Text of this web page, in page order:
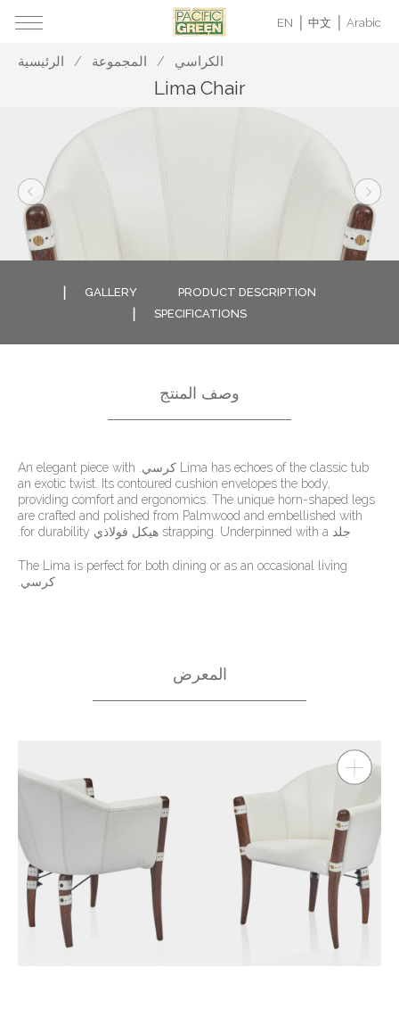
EN 中文 Arabic
الرئيسية المجموعة الكراسي
Lima Chair
PRODUCT DESCRIPTION
GALLERY
SPECIFICATIONS
وصف المنتج
Lima has echoes of the classic tub كرسي. An elegant piece with
an exotic twist. Its contoured cushion envelopes the body,
providing comfort and ergonomics. The unique horn-shaped legs
are crafted and polished from Palmwood and embellished with
جلد strapping. Underpinned with a هيكل فولاذي for durability.
The Lima is perfect for both dining or as an occasional living
كرسي.
المعرض